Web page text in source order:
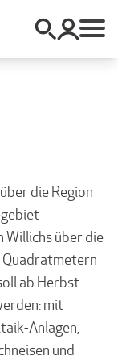
die Region
Willichs über die
ab Herbst
mit
Anlagen,
und